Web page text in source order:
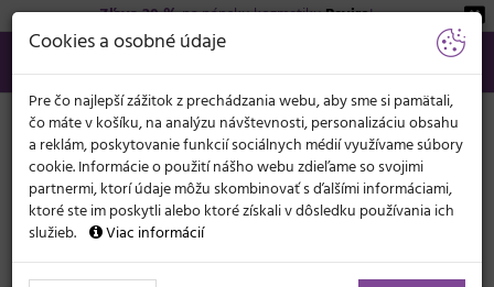
Zľava 20 %na pánsku kozmetikuBeviro!
02/21 201 099
info@svetkadernictva.sk
Po−pia: 8−17
Všetko o nákupe €
KATEGÓRIE
MENU
Vlasová kozmetika Šampóny Bez vitality a objemu
Cookies a osobné údaje
Pre čo najlepší zážitok z prechádzania webu, aby sme si pamätali,
čo máte v košíku, na analýzu návštevnosti, personalizáciu obsahu
a reklám, poskytovanie funkcií sociálnych médií využívame súbory
cookie. Informácie o použití nášho webu zdieľame so svojimi
partnermi, ktorí údaje môžu skombinovať s ďalšími informáciami,
ktoré ste im poskytli alebo ktoré získali v dôsledku používania ich
služieb.
Viac informácií